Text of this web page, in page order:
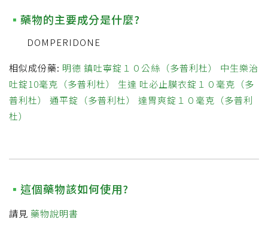
藥物的主要成分是什麼?
DOMPERIDONE
相似成份藥: 明德 鎮吐寧錠１０公絲（多普利杜）
中生樂治
吐錠10毫克（多普利杜）
生達 吐必止膜衣錠１０毫克（多
普利杜）
通平錠（多普利杜）
達胃爽錠１０毫克（多普利
杜）
這個藥物該如何使用?
請見 藥物說明書